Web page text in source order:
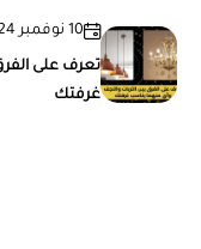
10 نوفمبر 2024
تعرف على
غرفتك